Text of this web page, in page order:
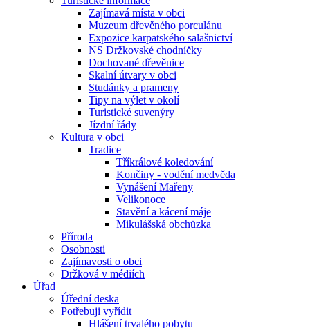
Zajímavá místa v obci
Muzeum dřevěného porculánu
Expozice karpatského salašnictví
NS Držkovské chodníčky
Dochované dřevěnice
Skalní útvary v obci
Studánky a prameny
Tipy na výlet v okolí
Turistické suvenýry
Jízdní řády
Kultura v obci
Tradice
Tříkrálové koledování
Končiny - vodění medvěda
Vynášení Mařeny
Velikonoce
Stavění a kácení máje
Mikulášská obchůzka
Příroda
Osobnosti
Zajímavosti o obci
Držková v médiích
Úřad
Úřední deska
Potřebuji vyřídit
Hlášení trvalého pobytu